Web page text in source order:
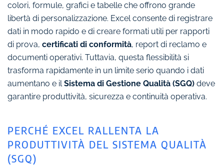
colori, formule, grafici e tabelle che offrono grande
libertà di personalizzazione. Excel consente di registrare
dati in modo rapido e di creare formati utili per rapporti
di prova, certificati di conformità, report di reclamo e
documenti operativi. Tuttavia, questa flessibilità si
trasforma rapidamente in un limite serio quando i dati
aumentano e ilSistema di Gestione Qualità (SGQ) deve
garantire produttività, sicurezza e continuità operativa.
PERCHÉ EXCEL RALLENTA LA
PRODUTTIVITÀ DEL SISTEMA QUALITÀ
(SGQ)